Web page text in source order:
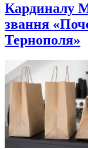
Кардиналу
звання
Тернополя»